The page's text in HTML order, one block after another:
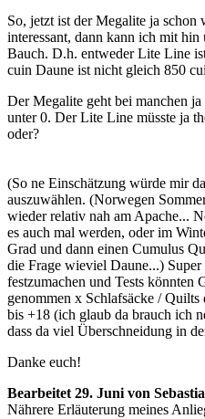
So, jetzt ist der Megalite ja schon
interessant, dann kann ich mit hin
Bauch. D.h. entweder Lite Line
cuin Daune ist nicht gleich 850
Der Megalite geht bei manchen
unter 0. Der Lite Line müsste ja
oder?
(So ne Einschätzung würde mir
auszuwählen. (Norwegen
wieder relativ nah am Apache...
es auch mal werden, oder im
Grad und dann einen Cumulus
die Frage wieviel Daune...) Super
festzumachen und Tests könnten
genommen x Schlafsäcke /
bis +18 (ich glaub da brauch ich
dass da viel Überschneidung in
Danke euch!
Bearbeitet 29. Juni von
Nährere Erläuterung meines